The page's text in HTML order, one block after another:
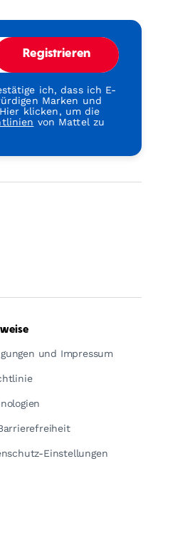
Registrieren
ich, dass ich E-
Marken und
klicken, um die
von Mattel zu
und Impressum
Einstellungen